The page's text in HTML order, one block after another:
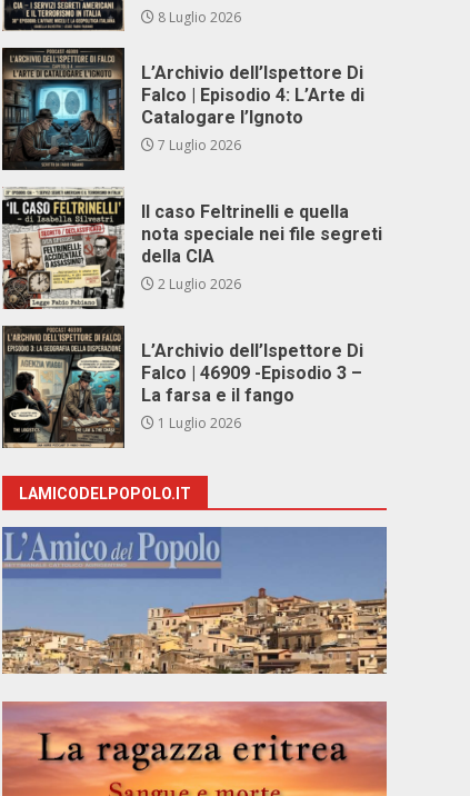
8 Luglio 2026
L’Archivio dell’Ispettore Di
Falco | Episodio 4: L’Arte di
Catalogare l’Ignoto
7 Luglio 2026
Il caso Feltrinelli e quella
nota speciale nei file segreti
della CIA
2 Luglio 2026
L’Archivio dell’Ispettore Di
Falco | 46909 -Episodio 3 –
La farsa e il fango
1 Luglio 2026
LAMICODELPOPOLO.IT